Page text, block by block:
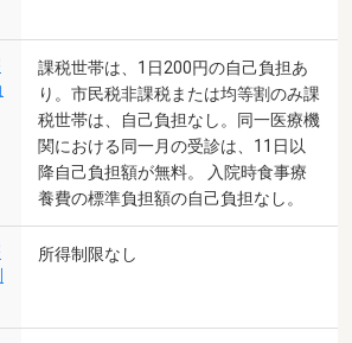
課税世帯は、1日200円の自己負担あ
り。市民税非課税または均等割のみ課
税世帯は、自己負担なし。同一医療機
関における同一月の受診は、11日以
降自己負担額が無料。 入院時食事療
養費の標準負担額の自己負担なし。
所得制限なし